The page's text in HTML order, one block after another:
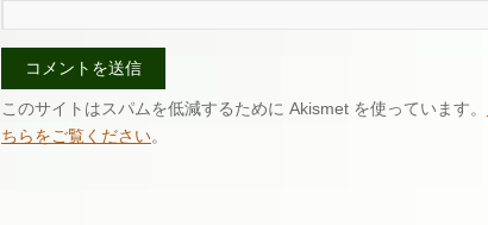
このサイトはスパムを低減するために Akismet を使っています。
ちらをご覧ください。